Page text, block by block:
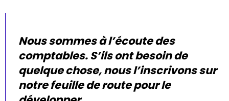
Nous sommes à l’écoute des
comptables. S’ils ont besoin de
quelque chose, nous l’inscrivons sur
notre feuille de route pour le